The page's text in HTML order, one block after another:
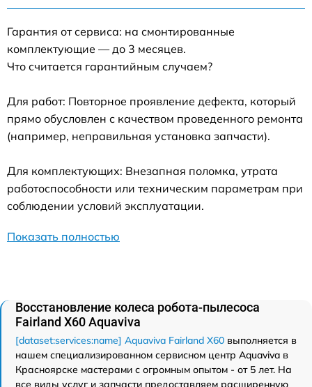
Гарантия от сервиса: на смонтированные
комплектующие — до 3 месяцев.
Что считается гарантийным случаем?
Для работ: Повторное проявление дефекта, который
прямо обусловлен с качеством проведенного ремонта
(например, неправильная установка запчасти).
Для комплектующих: Внезапная поломка, утрата
работоспособности или техническим параметрам при
соблюдении условий эксплуатации.
Показать полностью
Восстановление колеса робота-пылесоса
Fairland X60 Aquaviva
[dataset:services:name] Aquaviva Fairland X60 выполняется в
нашем специализированном сервисном центр Aquaviva в
Красноярске мастерами с огромным опытом - от 5 лет. На
все виды услуг и запчасти предоставляем расширенную